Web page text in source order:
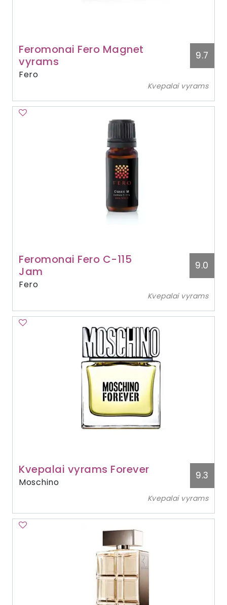
Feromonai Fero Magnet
vyrams
Fero
9.7
Kvepalai vyrams
Feromonai Fero C-115
Jam
Fero
9.0
Kvepalai vyrams
Kvepalai vyrams Forever
Moschino
9.3
Kvepalai vyrams